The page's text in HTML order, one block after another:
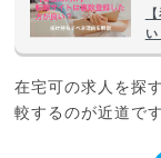
在宅可の求人を探
較するのが近道です